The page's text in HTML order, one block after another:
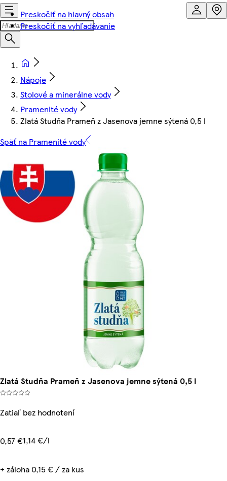
Preskočiť na hlavný obsah
Preskočiť na vyhľadávanie
Nápoje
Stolové a minerálne vody
Pramenité vody
Zlatá Studňa Prameň z Jasenova jemne sýtená 0,5 l
Späť na Pramenité vody
Zlatá Studňa Prameň z Jasenova jemne sýtená 0,5 l
Zatiaľ bez hodnotení
0,57 €1,14 €/l
+ záloha 0,15 € / za kus